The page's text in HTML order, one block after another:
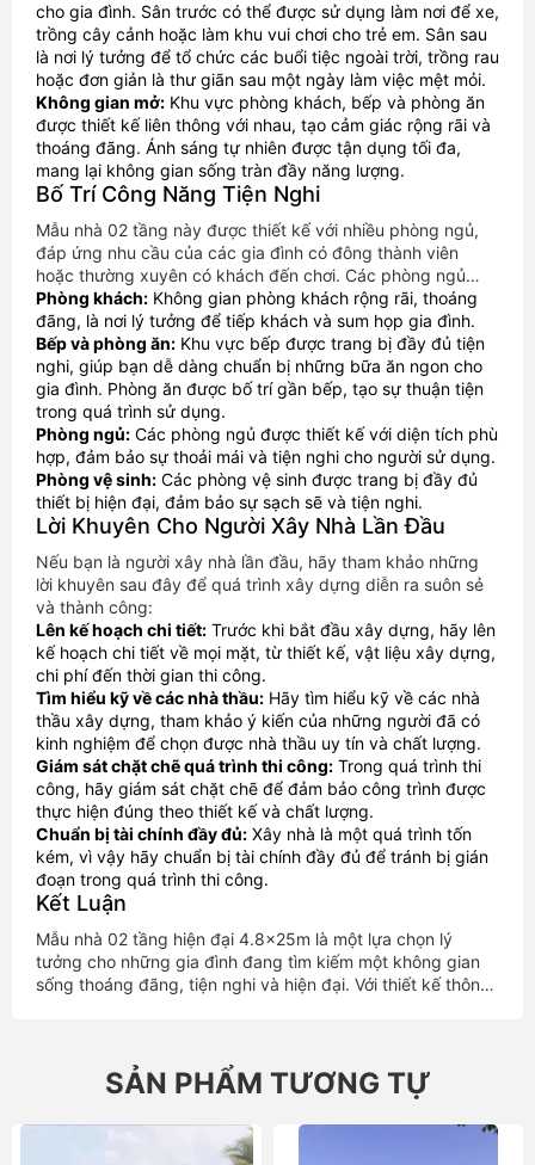
cho gia đình. Sân trước có thể được sử dụng làm nơi để xe,
trồng cây cảnh hoặc làm khu vui chơi cho trẻ em. Sân sau
là nơi lý tưởng để tổ chức các buổi tiệc ngoài trời, trồng rau
hoặc đơn giản là thư giãn sau một ngày làm việc mệt mỏi.
Không gian mở: Khu vực phòng khách, bếp và phòng ăn
được thiết kế liên thông với nhau, tạo cảm giác rộng rãi và
thoáng đãng. Ánh sáng tự nhiên được tận dụng tối đa,
mang lại không gian sống tràn đầy năng lượng.
Bố Trí Công Năng Tiện Nghi
Mẫu nhà 02 tầng này được thiết kế với nhiều phòng ngủ,
đáp ứng nhu cầu của các gia đình có đông thành viên
hoặc thường xuyên có khách đến chơi. Các phòng ngủ
được bố trí hợp lý, đảm bảo sự riêng tư và yên tĩnh cho
mỗi người.
Phòng khách: Không gian phòng khách rộng rãi, thoáng
đãng, là nơi lý tưởng để tiếp khách và sum họp gia đình.
Bếp và phòng ăn: Khu vực bếp được trang bị đầy đủ tiện
nghi, giúp bạn dễ dàng chuẩn bị những bữa ăn ngon cho
gia đình. Phòng ăn được bố trí gần bếp, tạo sự thuận tiện
trong quá trình sử dụng.
Phòng ngủ: Các phòng ngủ được thiết kế với diện tích phù
hợp, đảm bảo sự thoải mái và tiện nghi cho người sử dụng.
Phòng vệ sinh: Các phòng vệ sinh được trang bị đầy đủ
thiết bị hiện đại, đảm bảo sự sạch sẽ và tiện nghi.
Lời Khuyên Cho Người Xây Nhà Lần Đầu
Nếu bạn là người xây nhà lần đầu, hãy tham khảo những
lời khuyên sau đây để quá trình xây dựng diễn ra suôn sẻ
và thành công:
Lên kế hoạch chi tiết: Trước khi bắt đầu xây dựng, hãy lên
kế hoạch chi tiết về mọi mặt, từ thiết kế, vật liệu xây dựng,
chi phí đến thời gian thi công.
Tìm hiểu kỹ về các nhà thầu: Hãy tìm hiểu kỹ về các nhà
thầu xây dựng, tham khảo ý kiến của những người đã có
kinh nghiệm để chọn được nhà thầu uy tín và chất lượng.
Giám sát chặt chẽ quá trình thi công: Trong quá trình thi
công, hãy giám sát chặt chẽ để đảm bảo công trình được
thực hiện đúng theo thiết kế và chất lượng.
Chuẩn bị tài chính đầy đủ: Xây nhà là một quá trình tốn
kém, vì vậy hãy chuẩn bị tài chính đầy đủ để tránh bị gián
đoạn trong quá trình thi công.
Kết Luận
Mẫu nhà 02 tầng hiện đại 4.8x25m là một lựa chọn lý
tưởng cho những gia đình đang tìm kiếm một không gian
sống thoáng đãng, tiện nghi và hiện đại. Với thiết kế thông
SẢN PHẨM TƯƠNG TỰ